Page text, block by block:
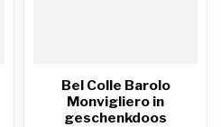
Bel Colle Barolo
Monvigliero in
geschenkdoos